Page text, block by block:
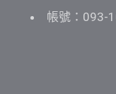
帳號：093-